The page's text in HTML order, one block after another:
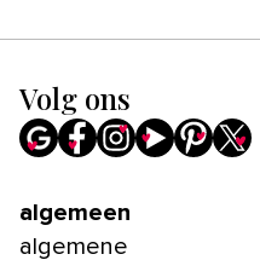
Volg ons
algemeen
algemene